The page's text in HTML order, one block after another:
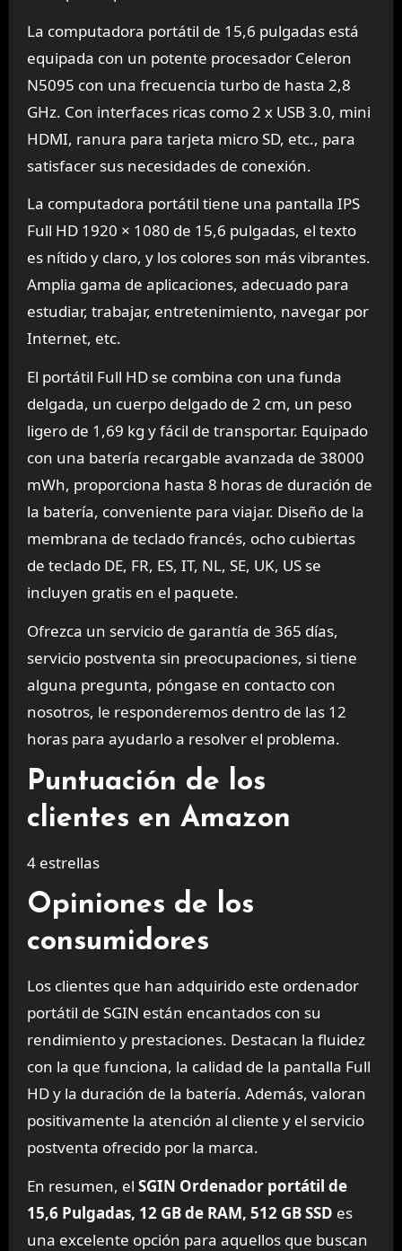
La computadora portátil de 15,6 pulgadas está
equipada con un potente procesador Celeron
N5095 con una frecuencia turbo de hasta 2,8
GHz. Con interfaces ricas como 2 x USB 3.0, mini
HDMI, ranura para tarjeta micro SD, etc., para
satisfacer sus necesidades de conexión.
La computadora portátil tiene una pantalla IPS
Full HD 1920 × 1080 de 15,6 pulgadas, el texto
es nítido y claro, y los colores son más vibrantes.
Amplia gama de aplicaciones, adecuado para
estudiar, trabajar, entretenimiento, navegar por
Internet, etc.
El portátil Full HD se combina con una funda
delgada, un cuerpo delgado de 2 cm, un peso
ligero de 1,69 kg y fácil de transportar. Equipado
con una batería recargable avanzada de 38000
mWh, proporciona hasta 8 horas de duración de
la batería, conveniente para viajar. Diseño de la
membrana de teclado francés, ocho cubiertas
de teclado DE, FR, ES, IT, NL, SE, UK, US se
incluyen gratis en el paquete.
Ofrezca un servicio de garantía de 365 días,
servicio postventa sin preocupaciones, si tiene
alguna pregunta, póngase en contacto con
nosotros, le responderemos dentro de las 12
horas para ayudarlo a resolver el problema.
Puntuación de los
clientes en Amazon
4 estrellas
Opiniones de los
consumidores
Los clientes que han adquirido este ordenador
portátil de SGIN están encantados con su
rendimiento y prestaciones. Destacan la fluidez
con la que funciona, la calidad de la pantalla Full
HD y la duración de la batería. Además, valoran
positivamente la atención al cliente y el servicio
postventa ofrecido por la marca.
En resumen, el SGIN Ordenador portátil de
15,6 Pulgadas, 12 GB de RAM, 512 GB SSD es
una excelente opción para aquellos que buscan